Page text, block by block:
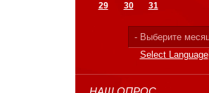
29
30 31
Select Language